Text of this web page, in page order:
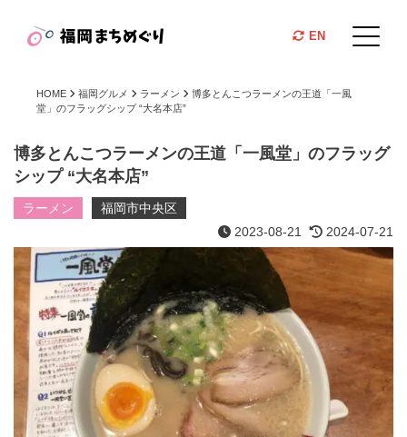
EN
HOME 福岡グルメ ラーメン
博多とんこつラーメンの王道「一風
堂」のフラッグシップ “大名本店”
博多とんこつラーメンの王道「一風堂」のフラッグ
シップ “大名本店”
ラーメン
福岡市中央区
2023-08-21
2024-07-21